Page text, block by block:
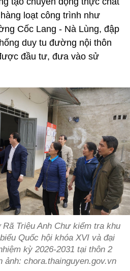
loạt công trình như
Cốc Lang - Nà Lùng, đập
duy tu đường nội thôn
đầu tư, đưa vào sử
Triệu Anh Chư kiểm tra khu
Quốc hội khóa XVI và đại
kỳ 2026-2031 tại thôn 2
ảnh: chora.thainguyen.gov.vn